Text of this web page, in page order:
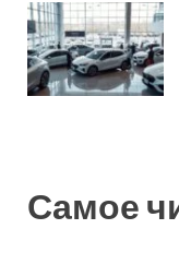
Самое